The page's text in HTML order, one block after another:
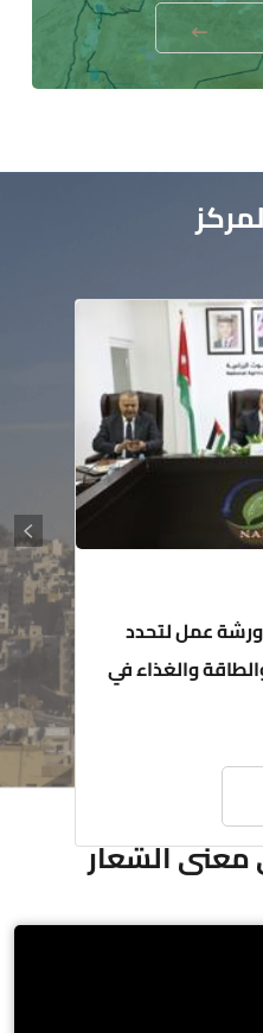
ورشة عمل لتحدد
والغذاء في
الشعار